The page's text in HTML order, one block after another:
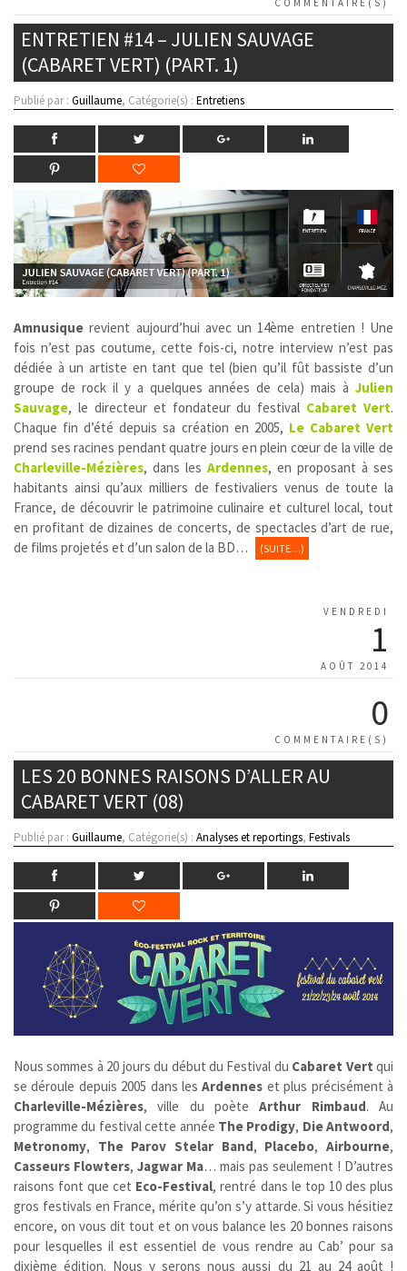
ENTRETIEN #14 – JULIEN SAUVAGE
(CABARET VERT) (PART. 1)
Publié par : Guillaume, Catégorie(s) : Entretiens
Amnusique revient aujourd’hui avec un 14ème entretien ! Une
fois n’est pas coutume, cette fois-ci, notre interview n’est pas
dédiée à un artiste en tant que tel (bien qu’il fût bassiste d’un
groupe de rock il y a quelques années de cela) mais à Julien
Sauvage, le directeur et fondateur du festival Cabaret Vert.
Chaque fin d’été depuis sa création en 2005, Le Cabaret Vert
prend ses racines pendant quatre jours en plein cœur de la ville de
Charleville-Mézières, dans les Ardennes, en proposant à ses
habitants ainsi qu’aux milliers de festivaliers venus de toute la
France, de découvrir le patrimoine culinaire et culturel local, tout
en profitant de dizaines de concerts, de spectacles d’art de rue,
de films projetés et d’un salon de la BD…
(SUITE…)
VENDREDI
1
AOÛT 2014
0
COMMENTAIRE(S)
LES 20 BONNES RAISONS D’ALLER AU
CABARET VERT (08)
Publié par : Guillaume, Catégorie(s) : Analyses et reportings, Festivals
Nous sommes à 20 jours du début du Festival du Cabaret Vert qui
se déroule depuis 2005 dans lesArdennes et plus précisément à
Charleville-Mézières, ville du poèteArthur Rimbaud. Au
programme du festival cette année The Prodigy, Die Antwoord,
Metronomy, The Parov Stelar Band, Placebo,Airbourne,
Casseurs Flowters, Jagwar Ma… mais pas seulement ! D’autres
raisons font que cet Eco-Festival, rentré dans le top 10 des plus
gros festivals en France, mérite qu’on s’y attarde. Si vous hésitiez
encore, on vous dit tout et on vous balance les 20 bonnes raisons
pour lesquelles il est essentiel de vous rendre au Cab’ pour sa
dixième édition. Nous y serons nous aussi du 21 au 24 août !